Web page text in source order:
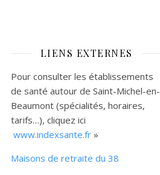
LIENS EXTERNES
Pour consulter les établissements
de santé autour de Saint-Michel-en-
Beaumont (spécialités, horaires,
tarifs…), cliquez ici
www.indexsante.fr »
Maisons de retraite du 38